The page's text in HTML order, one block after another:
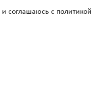
и соглашаюсь с политикой